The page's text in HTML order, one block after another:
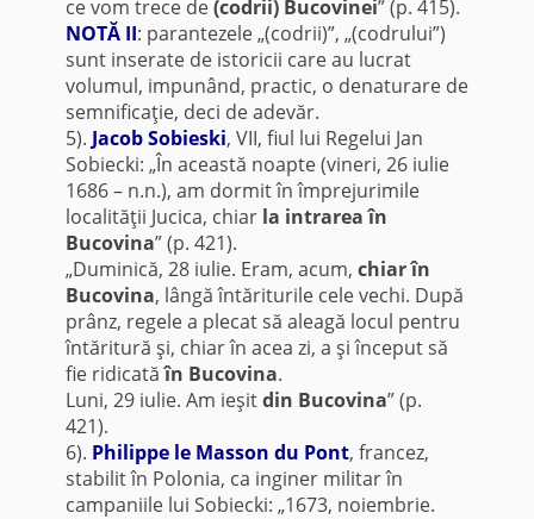
ce vom trece de(codrii) Bucovinei” (p. 415).
NOTĂ II: parantezele „(codrii)”, „(codrului”)
sunt inserate de istoricii care au lucrat
volumul, impunând, practic, o denaturare de
semnificaţie, deci de adevăr.
5). Jacob Sobieski, VII, fiul lui Regelui Jan
Sobiecki: „În această noapte (vineri, 26 iulie
1686 – n.n.), am dormit în împrejurimile
localităţii Jucica, chiar la intrarea în
Bucovina” (p. 421).
„Duminică, 28 iulie. Eram, acum, chiar în
Bucovina, lângă întăriturile cele vechi. După
prânz, regele a plecat să aleagă locul pentru
întăritură şi, chiar în acea zi, a şi început să
fie ridicatăîn Bucovina.
Luni, 29 iulie. Am ieşitdin Bucovina” (p.
421).
6). Philippe le Masson du Pont, francez,
stabilit în Polonia, ca inginer militar în
campaniile lui Sobiecki: „1673, noiembrie.